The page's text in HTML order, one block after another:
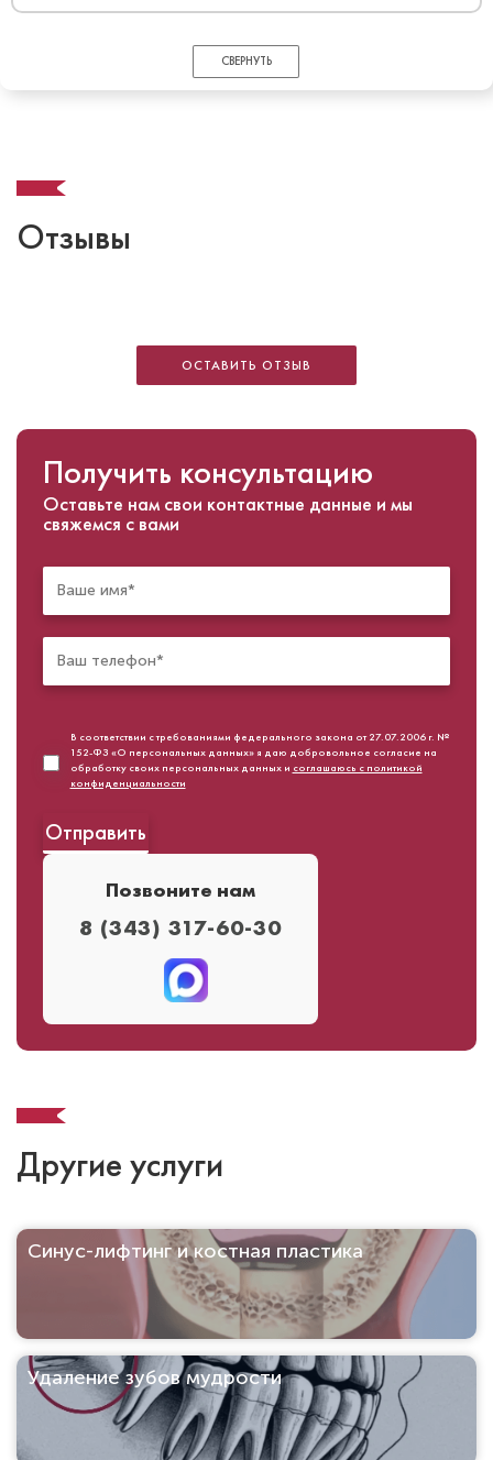
СВЕРНУТЬ
Отзывы
ОСТАВИТЬ ОТЗЫВ
Получить консультацию
Оставьте нам свои контактные данные и мы
свяжемся с вами
В соответствии с требованиями федерального закона от 27.07.2006 г. №
152-ФЗ «О персональных данных» я даю добровольное согласие на
обработку своих персональных данных и соглашаюсь с политикой
конфиденциальности
Позвоните нам
8 (343) 317-60-30
Другие услуги
Синус-лифтинг и костная пластика
Удаление зубов мудрости